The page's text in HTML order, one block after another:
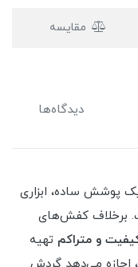
مقایسه
دیدگاه‌ها
پوشش ساده، ابزاری
برخلاف کفش‌های
و متراکم تهیه